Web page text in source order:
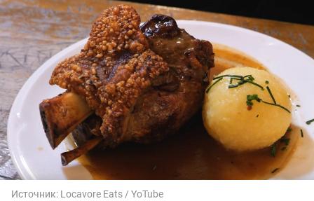
Источник: Locavore Eats / YoTube